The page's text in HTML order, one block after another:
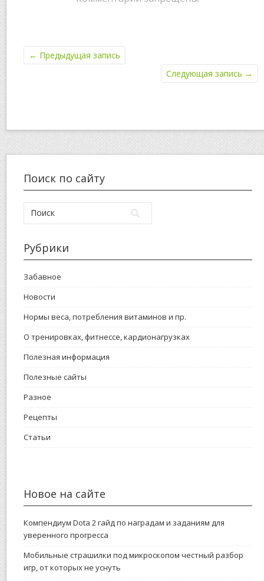
← Предыдущая запись
Следующая запись →
Поиск по сайту
Рубрики
Забавное
Новости
Нормы веса, потребления витаминов и пр.
О тренировках, фитнессе, кардионагрузках
Полезная информация
Полезные сайты
Разное
Рецепты
Статьи
Новое на сайте
Компендиум Dota 2 гайд по наградам и заданиям для
уверенного прогресса
Мобильные страшилки под микроскопом честный разбор
игр, от которых не уснуть